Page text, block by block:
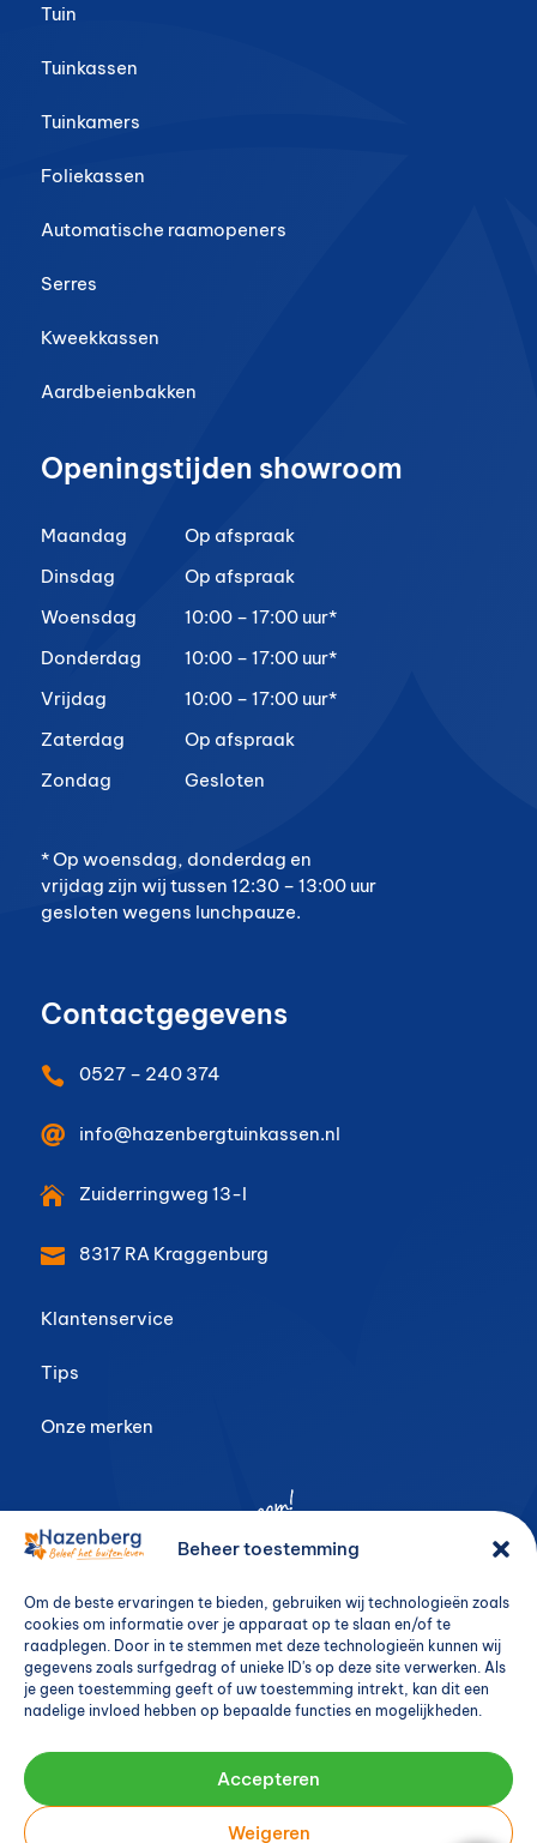
Beheer toestemming
Om de beste ervaringen te bieden, gebruiken wij technologieën zoals
cookies om informatie over je apparaat op te slaan en/of te
raadplegen. Door in te stemmen met deze technologieën kunnen wij
gegevens zoals surfgedrag of unieke ID's op deze site verwerken. Als
je geen toestemming geeft of uw toestemming intrekt, kan dit een
nadelige invloed hebben op bepaalde functies en mogelijkheden.
Accepteren
Weigeren
Tuin
Tuinkassen
Tuinkamers
Foliekassen
Automatische raamopeners
Serres
Kweekkassen
Aardbeienbakken
Openingstijden showroom
Maandag
Op afspraak
Dinsdag
Op afspraak
Woensdag
10:00 – 17:00 uur*
Donderdag
10:00 – 17:00 uur*
Vrijdag
10:00 – 17:00 uur*
Zaterdag
Op afspraak
Zondag
Gesloten
* Op woensdag, donderdag en
vrijdag zijn wij tussen 12:30 – 13:00 uur
gesloten wegens lunchpauze.
Contactgegevens
 0527 – 240 374
 info@hazenbergtuinkassen.nl
 Zuiderringweg 13-I
 8317 RA Kraggenburg
Klantenservice
Tips
Onze merken